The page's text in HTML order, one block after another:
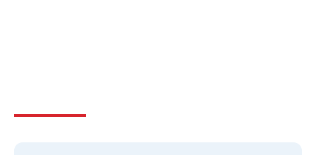
Image 1 sur 2